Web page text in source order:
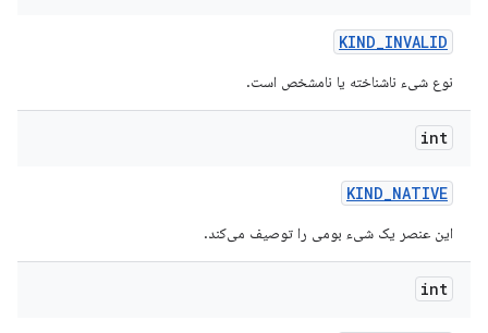
KIND_INVALID
نوع شیء ناشناخته یا نامشخص است.
int
KIND_NATIVE
این عنصر یک شیء بومی را توصیف می‌کند.
int